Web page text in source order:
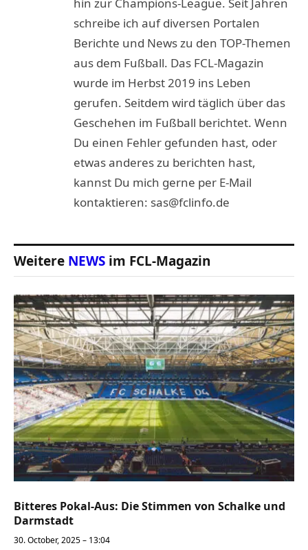
hin zur Champions-League. Seit Jahren
schreibe ich auf diversen Portalen
Berichte und News zu den TOP-Themen
aus dem Fußball. Das FCL-Magazin
wurde im Herbst 2019 ins Leben
gerufen. Seitdem wird täglich über das
Geschehen im Fußball berichtet. Wenn
Du einen Fehler gefunden hast, oder
etwas anderes zu berichten hast,
kannst Du mich gerne per E-Mail
kontaktieren: sas@fclinfo.de
Weitere NEWS im FCL-Magazin
Bitteres Pokal-Aus: Die Stimmen von Schalke und
Darmstadt
30. October, 2025 – 13:04